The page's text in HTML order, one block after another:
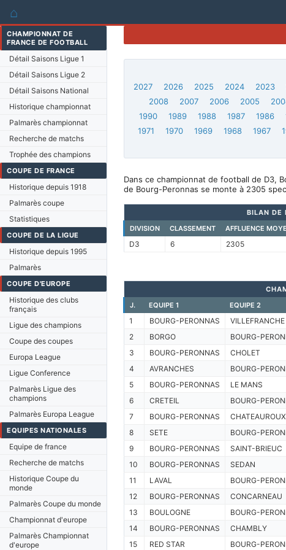
⌂
CHAMPIONNAT DE
FRANCE DE FOOTBALL
Détail Saisons Ligue 1
Détail Saisons Ligue 2
Détail Saisons National
Historique championnat
Palmarès championnat
Recherche de matchs
Trophée des champions
COUPE DE FRANCE
Historique depuis 1918
Palmarès coupe
Statistiques
COUPE DE LA LIGUE
Historique depuis 1995
Palmarès
COUPE D'EUROPE
Historique des clubs
français
Ligue des champions
Coupe des coupes
Europa League
Ligue Conference
Palmarès Ligue des
champions
Palmarès Europa League
EQUIPES NATIONALES
Equipe de france
Recherche de matchs
Historique Coupe du
monde
Palmarès Coupe du monde
Championnat d'europe
Palmarès Championnat
d'europe
2027
2026 2025 2024 2023
2008
2007 2006 2005
1990
1989 1988 1987 1986
1971
1970 1969 1968 1967
Dans ce championnat de football de D3,
de Bourg-Peronnas se monte à 2305
BILAN DE
DIVISION
CLASSEMENT AFFLUENCE
D3 6 2305
J.
EQUIPE 1 EQUIPE 2
1 BOURG-PERONNAS VILLEFRANCHE
2
BORGO BOURG-
3
BOURG-PERONNAS CHOLET
4
AVRANCHES BOURG-
5
BOURG-PERONNAS LE MANS
6
CRETEIL BOURG-
7
BOURG-PERONNAS CHATEAUROUX
8
SETE BOURG-
9
BOURG-PERONNAS SAINT-BRIEUC
10
BOURG-PERONNAS SEDAN
11
LAVAL BOURG-
12
BOURG-PERONNAS CONCARNEAU
13
BOULOGNE BOURG-
14
BOURG-PERONNAS CHAMBLY
15
RED STAR BOURG-